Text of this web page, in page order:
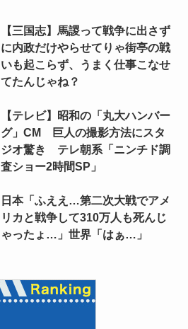
【三国志】馬謖って戦争に出さず
に内政だけやらせてりゃ街亭の戦
いも起こらず、うまく仕事こなせ
てたんじゃね？
【テレビ】昭和の「丸大ハンバー
グ」CM 巨人の撮影方法にスタ
ジオ驚き テレ朝系「ニンチド調
査ショー2時間SP」
日本「ふええ…第二次大戦でアメ
リカと戦争して310万人も死んじ
ゃったょ…」世界「はぁ…」